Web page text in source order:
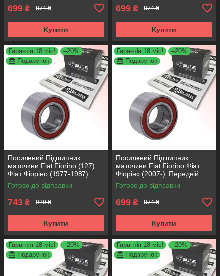
699 ₴ 874 ₴
Купити
699 ₴ 874 ₴
Купити
Гарантія 18 міс!
–20%
Подарунок
Посилений Підшипник
маточини Fiat Fiorino (127)
Фіат Фіоріно (1977-1987).
Передній. АКСУСС Корея!
VKBA1410 , R182.60 ,
Готово до відправки
743 ₴ 929 ₴
Купити
Гарантія 18 міс!
–20%
Подарунок
Посилений Підшипник
маточини Fiat Fiorino Фіат
Фіоріно (2007-). Передній.
АКСУСС Корея! VKBA3538 ,
R158.44 , 713690750
Готово до відправки
699 ₴ 874 ₴
Купити
Гарантія 18 міс!
–20%
Подарунок
Гарантія 18 міс!
–20%
Подарунок